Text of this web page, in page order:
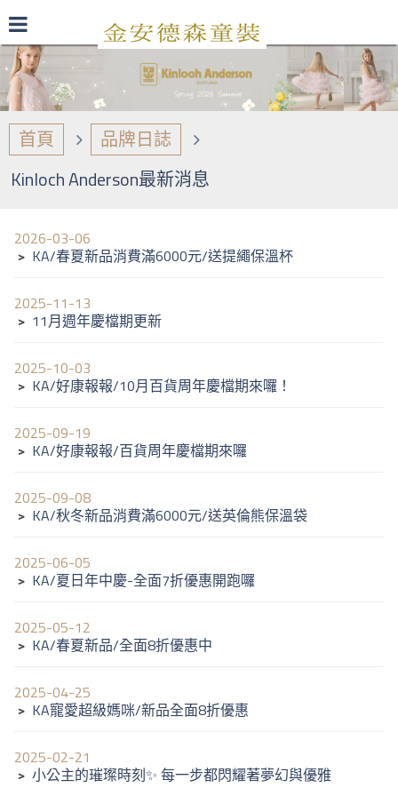
最新型錄 品牌日誌 商品介紹
首頁
品牌日誌
Kinloch Anderson最新消息
2026-03-06
﹥ KA/春夏新品消費滿6000元/送提繩保溫杯
2025-11-13
﹥ 11月週年慶檔期更新
2025-10-03
﹥ KA/好康報報/10月百貨周年慶檔期來囉！
2025-09-19
﹥ KA/好康報報/百貨周年慶檔期來囉
2025-09-08
﹥ KA/秋冬新品消費滿6000元/送英倫熊保溫袋
2025-06-05
﹥ KA/夏日年中慶-全面7折優惠開跑囉
2025-05-12
﹥ KA/春夏新品/全面8折優惠中
2025-04-25
﹥ KA寵愛超級媽咪/新品全面8折優惠
2025-02-21
﹥ 小公主的璀璨時刻✨ 每一步都閃耀著夢幻與優雅